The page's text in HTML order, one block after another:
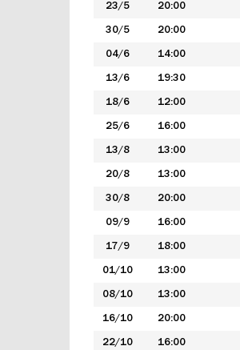
23/5 20:00
30/5 20:00
04/6 14:00
13/6 19:30
18/6 12:00
25/6 16:00
13/8 13:00
20/8 13:00
30/8 20:00
09/9 16:00
17/9 18:00
01/10 13:00
08/10 13:00
16/10 20:00
22/10 16:00